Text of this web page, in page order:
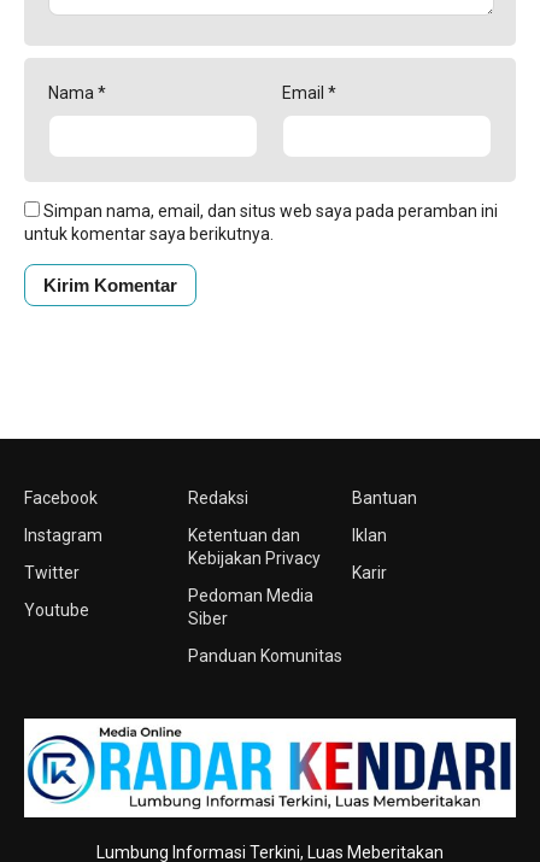
Nama * Email *
Simpan nama, email, dan situs web saya pada peramban ini
untuk komentar saya berikutnya.
Facebook
Instagram
Twitter
Youtube
Redaksi
Ketentuan dan
Kebijakan Privacy
Pedoman Media
Siber
Panduan Komunitas
Bantuan
Iklan
Karir
Lumbung Informasi Terkini, Luas Meberitakan